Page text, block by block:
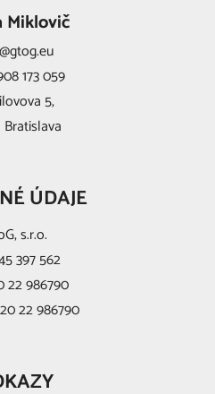
Miklovič
173 059
5,
Bratislava
ÚDAJE
s.r.o.
397 562
22 986790
22 986790